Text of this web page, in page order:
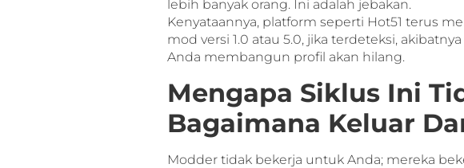
lebih banyak orang. Ini adalah jebakan.
Kenyataannya, platform seperti Hot51 terus
mod versi 1.0 atau 5.0, jika terdeteksi, akibatnya
Anda membangun profil akan hilang.
Mengapa Siklus Ini
Bagaimana Keluar
Modder tidak bekerja untuk Anda; mereka